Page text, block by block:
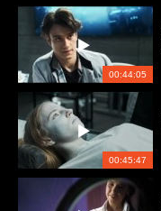
00:44:05
00:45:47